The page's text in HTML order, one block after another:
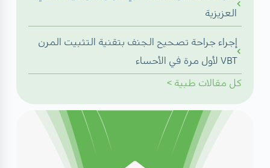
العزيزية
إجراء جراحة تصحيح الجنف بتقنية التثبيت المرن
VBT لأول مرة في الأحساء
كل مقالات طبية >